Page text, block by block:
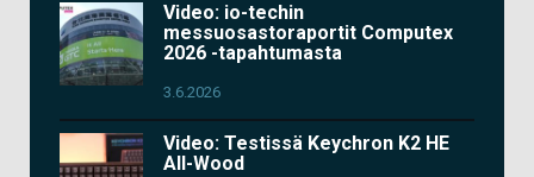
Video: io-techin
messuosastoraportit Computex
2026 -tapahtumasta
3.6.2026
Video: Testissä Keychron K2 HE
All-Wood